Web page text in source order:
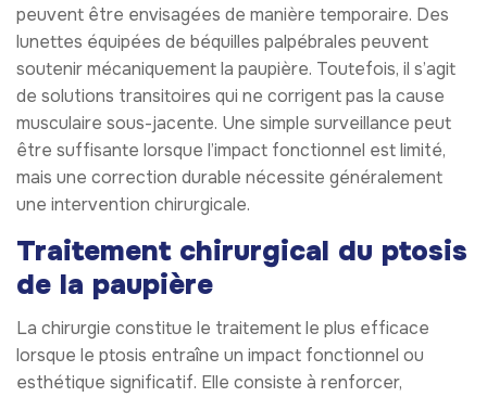
peuvent être envisagées de manière temporaire. Des
lunettes équipées de béquilles palpébrales peuvent
soutenir mécaniquement la paupière. Toutefois, il s’agit
de solutions transitoires qui ne corrigent pas la cause
musculaire sous-jacente. Une simple surveillance peut
être suffisante lorsque l’impact fonctionnel est limité,
mais une correction durable nécessite généralement
une intervention chirurgicale.
Traitement chirurgical du ptosis
de la paupière
La chirurgie constitue le traitement le plus efficace
lorsque le ptosis entraîne un impact fonctionnel ou
esthétique significatif. Elle consiste à renforcer,